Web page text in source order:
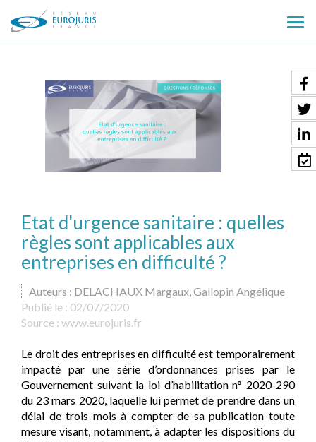
le
Etat d'urgence sanitaire : quelles
règles sont applicables aux
entreprises en difficulté ?
Auteurs : DELACHAUX Margaux, Gallopin Angélique
Publié le : 02/07/2020
Source : www.eurojuris.fr
Le droit des entreprises en difficulté est temporairement
impacté par une série d’ordonnances prises par le
Gouvernement suivant la loi d’habilitation n° 2020-290
du 23 mars 2020, laquelle lui permet de prendre dans un
délai de trois mois à compter de sa publication toute
mesure visant, notamment, à adapter les dispositions du